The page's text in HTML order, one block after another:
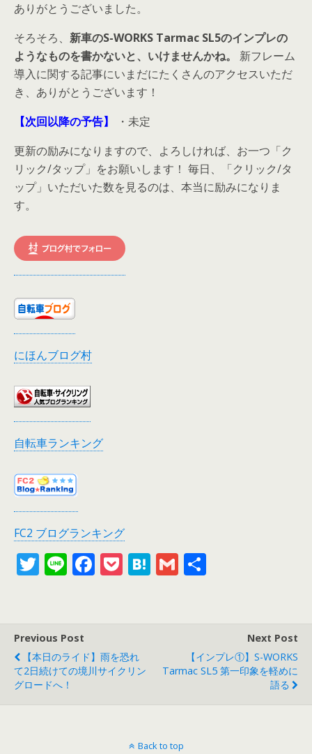
ありがとうございました。
そろそろ、 新車のS-WORKS Tarmac SL5のインプレの
ようなものを書かないと、いけませんかね。
新フレーム
導入に関する記事にいまだにたくさんのアクセスいただ
き、ありがとうございます！
【次回以降の予告】
・未定
更新の励みになりますので、よろしければ、お一つ「ク
リック/タップ」をお願いします！ 毎日、「クリック/タ
ップ」いただいた数を見るのは、本当に励みになりま
す。
にほんブログ村
自転車ランキング
FC2 ブログランキング
T
er
Li F
o
o
P H G
Previous Post
【本日のライド】雨を恐れ
て2日続けての境川サイクリン
グロードへ！
Next Post
【インプレ①】S-WORKS
Tarmac SL5 第一印象を軽めに
語る
Back to top